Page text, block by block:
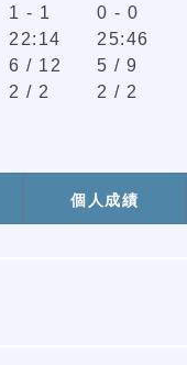
1 - 1
0 - 0
22:14
25:46
6 / 12
5 / 9
2 / 2 2 / 2
個人成績